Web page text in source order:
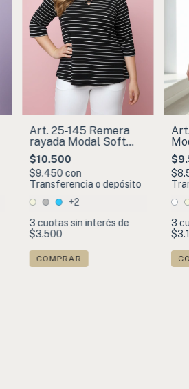
Art. 25-145 Remera
rayada Modal Soft
c/cordon en cuello
$10.500
$9.450 con
Transferencia o depósito
+2
3 cuotas sin interés de
$3.500
COMPRAR
3